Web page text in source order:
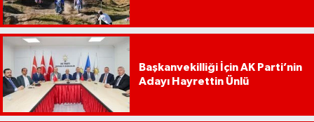
Başkanvekilliği İçin AK Parti’nin
Adayı Hayrettin Ünlü